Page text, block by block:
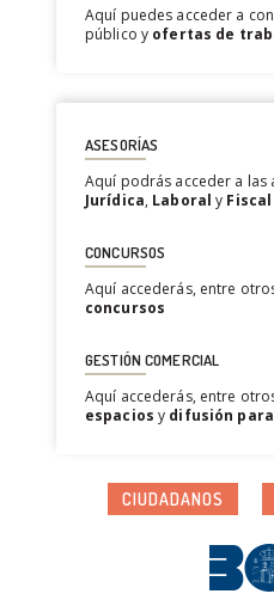
Aquí puedes acceder a
público y ofertas de
ASESORÍAS
Aquí podrás acceder a las
Jurídica, Laboraly Fiscal
CONCURSOS
Aquí accederás, entre
concursos
GESTIÓN COMERCIAL
Aquí accederás, entre
espacios y difusión
CIUDADANOS